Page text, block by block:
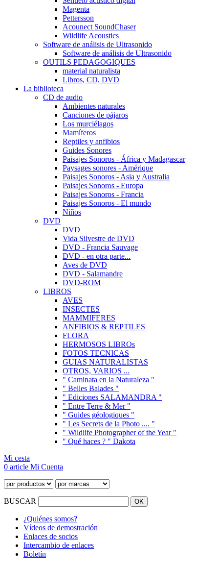
Magenta
Pettersson
Acounect SoundChaser
Wildlife Acoustics
Software de análisis de Ultrasonido
Software de análisis de Ultrasonido
OUTILS PEDAGOGIQUES
material naturalista
Libros, CD, DVD
La biblioteca
CD de audio
Ambientes naturales
Canciones de pájaros
Los murciélagos
Mamíferos
Reptiles y anfibios
Guides Sonores
Paisajes Sonoros - África y Madagascar
Paysages sonores - Amérique
Paisajes Sonoros - Asia y Australia
Paisajes Sonoros - Europa
Paisajes Sonoros - Francia
Paisajes Sonoros - El mundo
Niños
DVD
DVD
Vida Silvestre de DVD
DVD - Francia Sauvage
DVD - en otra parte...
Aves de DVD
DVD - Salamandre
DVD-ROM
LIBROS
AVES
INSECTES
MAMMIFERES
ANFIBIOS & REPTILES
FLORA
HERMOSOS LIBROs
FOTOS TECNICAS
GUIAS NATURALISTAS
OTROS, VARIOS ...
" Caminata en la Naturaleza "
" Belles Balades "
" Ediciones SALAMANDRA "
" Entre Terre & Mer "
" Guides géologiques "
" Les Secrets de la Photo .... "
" Wildlife Photographer of the Year "
" Qué haces ? " Dakota
Mi cesta
0 article Mi Cuenta
BUSCAR
¿Quiénes somos?
Vídeos de demostración
Enlaces de socios
Intercambio de enlaces
Boletín